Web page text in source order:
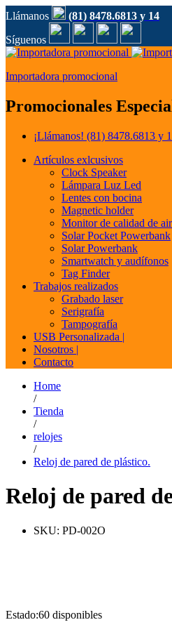
Llámanos
(81) 8478.6813 y 14
Síguenos
Importadora promocional
Promocionales
¡Llámanos! (81) 8478.6813 y
Artículos exlcusivos
Clock Speaker
Lámpara Luz Led
Lentes con bocina
Magnetic holder
Monitor de calidad de
Solar Pocket Powerbank
Solar Powerbank
Smartwatch y audífonos
Tag Finder
Trabajos realizados
Grabado laser
Serigrafía
Tampografía
USB Personalizada |
Nosotros |
Contacto
Home
/
Tienda
/
relojes
/
Reloj de pared de plástico.
Reloj de pared
SKU: PD-002O
Estado:60 disponibles